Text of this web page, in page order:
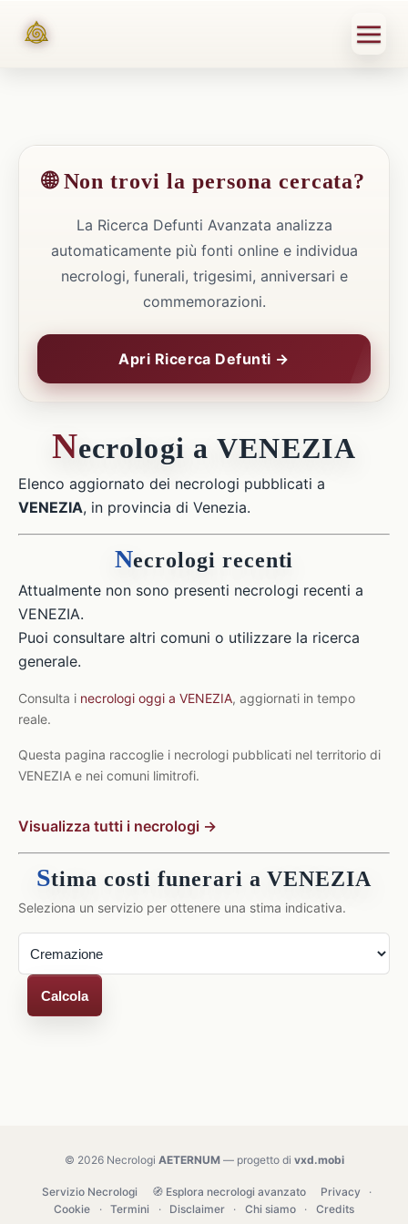
🌐 Non trovi la persona cercata?
La Ricerca Defunti Avanzata analizza
automaticamente più fonti online e individua
necrologi, funerali, trigesimi, anniversari e
commemorazioni.
Apri Ricerca Defunti →
Necrologi a VENEZIA
Elenco aggiornato dei necrologi pubblicati a
VENEZIA, in provincia di Venezia.
Necrologi recenti
Attualmente non sono presenti necrologi recenti a
VENEZIA.
Puoi consultare altri comuni o utilizzare la ricerca
generale.
Consulta i necrologi oggi a VENEZIA, aggiornati in tempo
reale.
Questa pagina raccoglie i necrologi pubblicati nel territorio di
VENEZIA e nei comuni limitrofi.
Visualizza tutti i necrologi →
Stima costi funerari a VENEZIA
Seleziona un servizio per ottenere una stima indicativa.
Calcola
© 2026 Necrologi AETERNUM— progetto di vxd.mobi
Servizio Necrologi 🧭 Esplora necrologi avanzato Privacy
·
Cookie
· Termini · Disclaimer · Chi siamo · Credits